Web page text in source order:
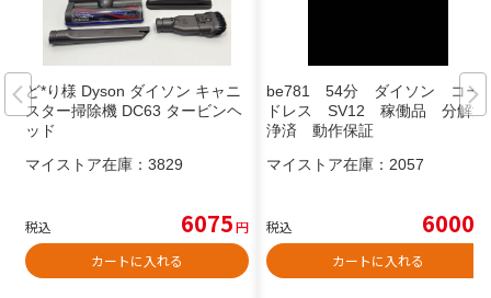
ど*り様 Dyson ダイソン キャニ
スター掃除機 DC63 タービンヘ
ッド
マイストア在庫： 3829
税込 6075円
カートに入れる
be781 54分 ダイソン コー
ドレス SV12 稼働品 分解洗
浄済 動作保証
マイストア在庫： 2057
税込 6000
カートに入れる